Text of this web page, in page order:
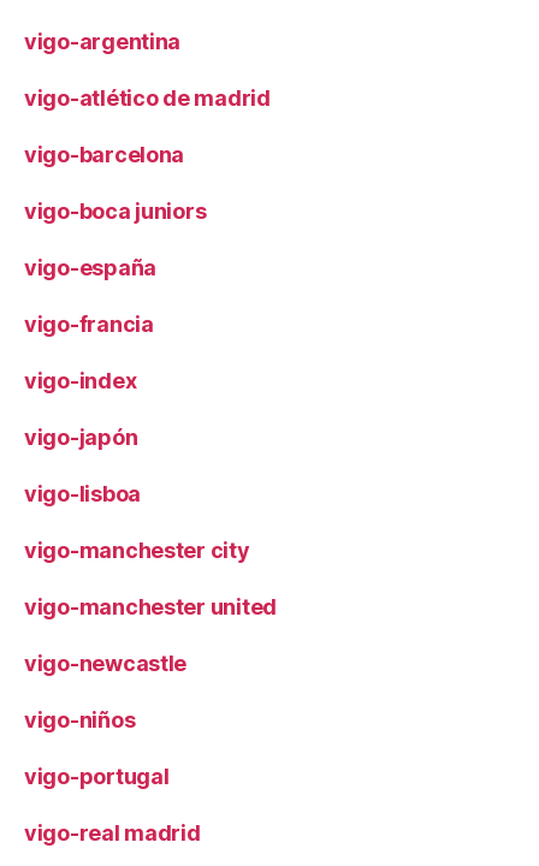
vigo-argentina
vigo-atlético de madrid
vigo-barcelona
vigo-boca juniors
vigo-españa
vigo-francia
vigo-index
vigo-japón
vigo-lisboa
vigo-manchester city
vigo-manchester united
vigo-newcastle
vigo-niños
vigo-portugal
vigo-real madrid